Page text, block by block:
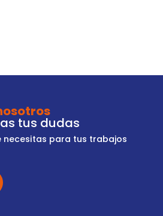
tus dudas
necesitas para tus trabajos